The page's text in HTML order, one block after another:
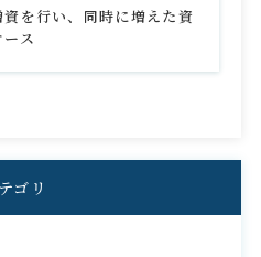
を行い、同時に増えた資
ス
ゴリ